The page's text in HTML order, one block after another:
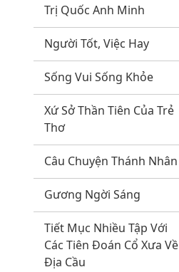
Tin nhắn quan trọng
Trị Quốc Anh Minh
Người Tốt, Việc Hay
Sống Vui Sống Khỏe
Xứ Sở Thần Tiên Của Trẻ
Thơ
Câu Chuyện Thánh Nhân
Gương Ngời Sáng
Tiết Mục Nhiều Tập Với
Các Tiên Đoán Cổ Xưa Về
Địa Cầu